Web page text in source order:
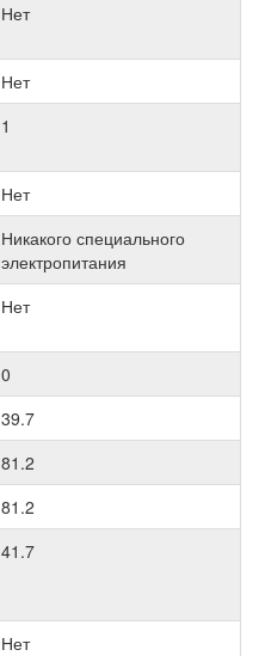
Нет
Нет
1
Нет
Никакого специального
электропитания
Нет
0
39.7
81.2
81.2
41.7
Нет